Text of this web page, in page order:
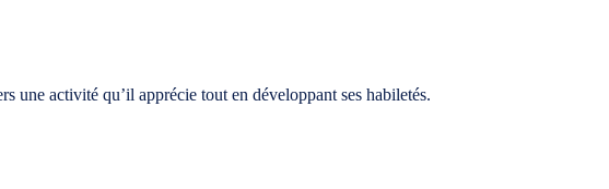
une activité qu’il apprécie tout en développant ses habiletés.